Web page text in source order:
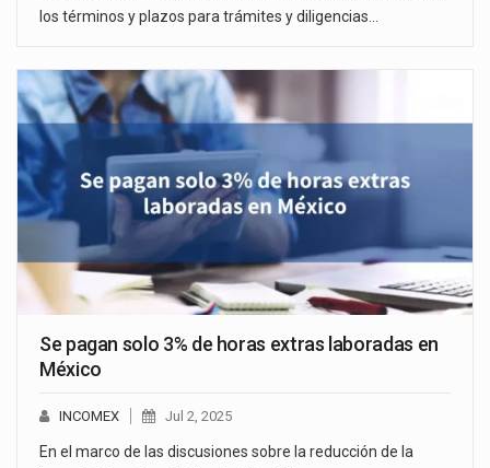
los términos y plazos para trámites y diligencias…
Se pagan solo 3% de horas extras laboradas en
México
INCOMEX Jul 2, 2025
En el marco de las discusiones sobre la reducción de la